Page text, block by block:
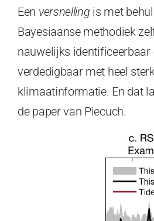
Een versnelling is met
Bayesiaanse methodiek
nauwelijks identificeerbaar
verdedigbaar met heel
klimaatinformatie. En dat
de paper van Piecuch.